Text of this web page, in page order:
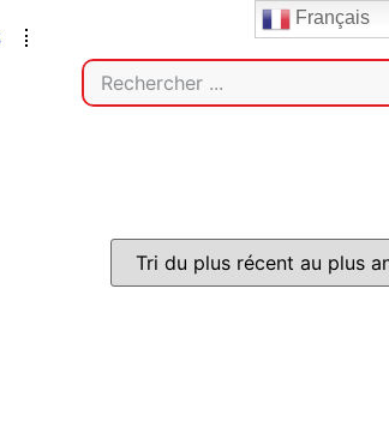
Français